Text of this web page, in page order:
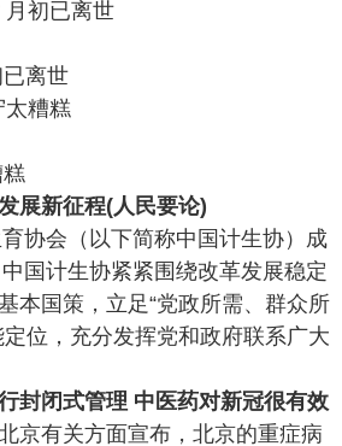
离世
展新征程(人民要论)
协会（以下简称中国计生协）成
国计生协紧紧围绕改革发展稳定
本国策，立足“党政所需、群众所
位，充分发挥党和政府联系广大
封闭式管理 中医药对新冠很有效
京有关方面宣布，北京的重症病